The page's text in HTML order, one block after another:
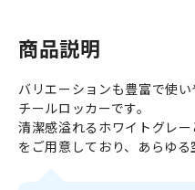
商品説明
バリエーションも豊富で使
チールロッカーです。
清潔感溢れるホワイトグレ
をご用意しており、あらゆる